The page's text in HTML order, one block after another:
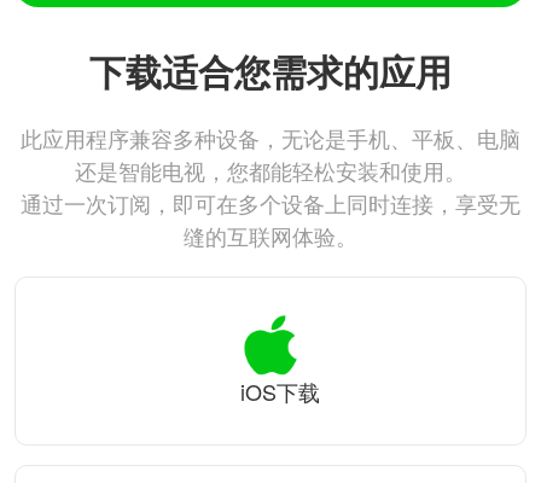
下载适合您需求的应用
此应用程序兼容多种设备，无论是手机、平板、电脑
还是智能电视，您都能轻松安装和使用。
通过一次订阅，即可在多个设备上同时连接，享受无
缝的互联网体验。
iOS下载